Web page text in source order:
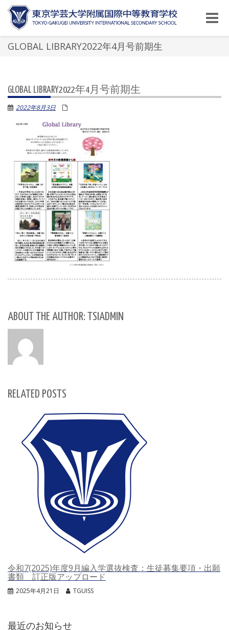
Toggle
GLOBAL LIBRARY2022年4月号前期生
GLOBAL LIBRARY2022年4月号前期生
2022年8月3日
ABOUT THE AUTHOR: TSIADMIN
RELATED POSTS
令和7(2025)年度9月編入学選抜検査：生徒募集要項・出願
書類 訂正版アップロード
2025年4月21日 TGUISS
最近のお知らせ